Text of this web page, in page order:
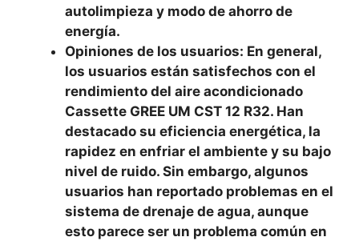
autolimpieza y modo de ahorro de
energía.
Opiniones de los usuarios: En general,
los usuarios están satisfechos con el
rendimiento del aire acondicionado
Cassette GREE UM CST 12 R32. Han
destacado su eficiencia energética, la
rapidez en enfriar el ambiente y su bajo
nivel de ruido. Sin embargo, algunos
usuarios han reportado problemas en el
sistema de drenaje de agua, aunque
esto parece ser un problema común en